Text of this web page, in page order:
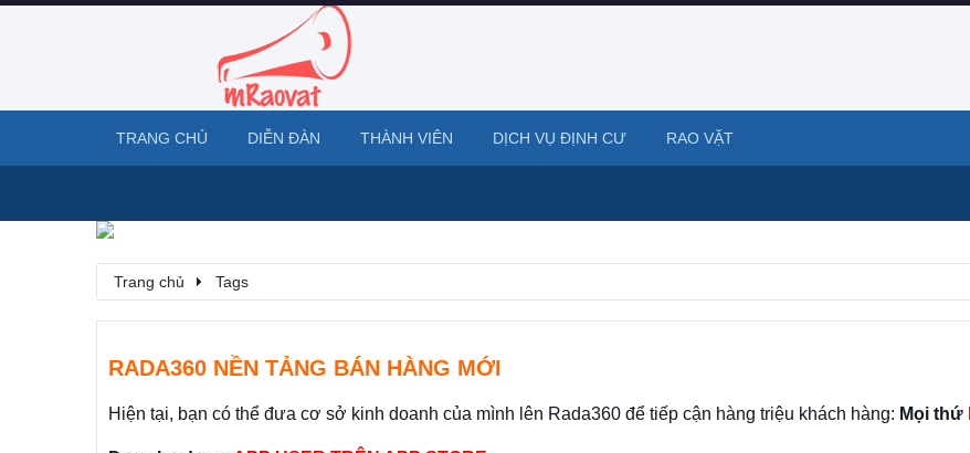
Trang chủ Tags
RADA360 NỀN TẢNG BÁN HÀNG MỚI
Hiện tại, bạn có thể đưa cơ sở kinh doanh của mình lên Rada360 để tiếp cận hàng triệu khách hàng: Mọi thứ
TRANG CHỦ DIỄN ĐÀN THÀNH VIÊN DỊCH VỤ ĐỊNH CƯ RAO VẶT